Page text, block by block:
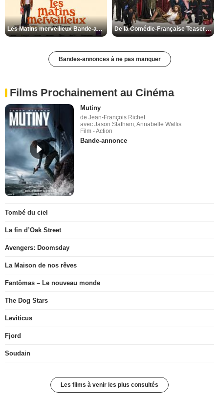
Les Matins merveilleux Bande-annonce VF De la Comédie-Française Teaser VF
Bandes-annonces à ne pas manquer
Films Prochainement au Cinéma
Mutiny
de Jean-François Richet
avec Jason Statham, Annabelle Wallis
Film - Action
Bande-annonce
Tombé du ciel
La fin d’Oak Street
Avengers: Doomsday
La Maison de nos rêves
Fantômas – Le nouveau monde
The Dog Stars
Leviticus
Fjord
Soudain
Les films à venir les plus consultés